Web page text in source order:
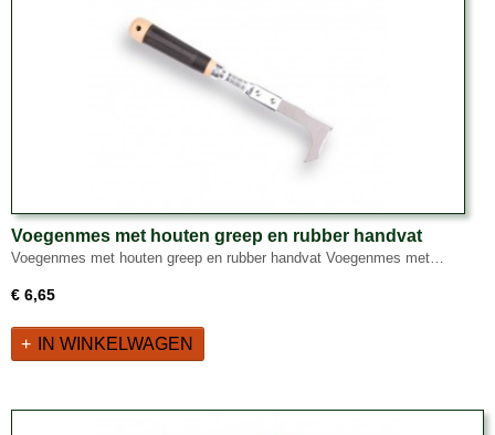
Voegenmes met houten greep en rubber handvat
Voegenmes met houten greep en rubber handvat Voegenmes met…
€ 6,65
IN WINKELWAGEN